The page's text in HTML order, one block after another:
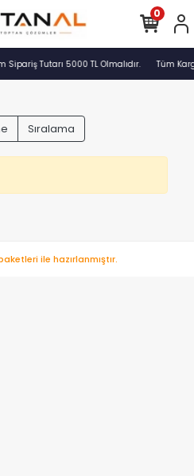
Sipariş Tutarı 5000 TL Olmalıdır. Tüm
0
Sıralama
ile hazırlanmıştır.